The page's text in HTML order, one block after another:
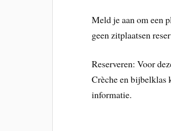
Meld je aan om een
geen zitplaatsen
Reserveren: Voor
Crèche en bijbelklas
informatie.